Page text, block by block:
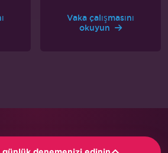
Vaka çalışmasını
okuyun
edinin